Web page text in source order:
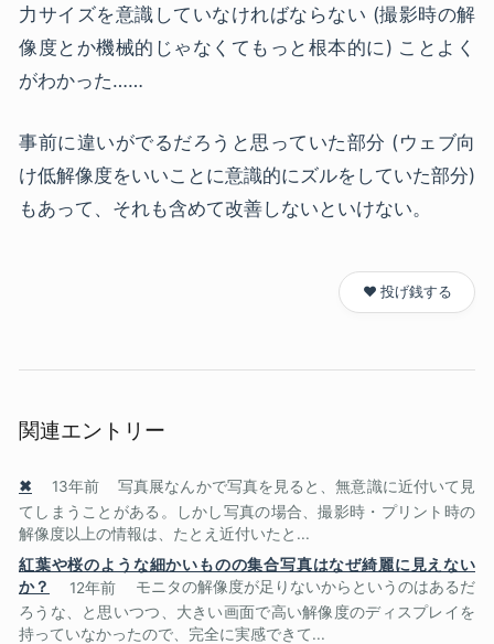
力サイズを意識していなければならない (撮影時の解
像度とか機械的じゃなくてもっと根本的に) ことよく
がわかった……
事前に違いがでるだろうと思っていた部分 (ウェブ向
け低解像度をいいことに意識的にズルをしていた部分)
もあって、それも含めて改善しないといけない。
❤️ 投げ銭する
関連エントリー
✖ 13年前
写真展なんかで写真を見ると、無意識に近付いて見
てしまうことがある。しかし写真の場合、撮影時・プリント時の
解像度以上の情報は、たとえ近付いたと...
紅葉や桜のような細かいものの集合写真はなぜ綺麗に見えない
か？
12年前
モニタの解像度が足りないからというのはあるだ
ろうな、と思いつつ、大きい画面で高い解像度のディスプレイを
持っていなかったので、完全に実感できて...